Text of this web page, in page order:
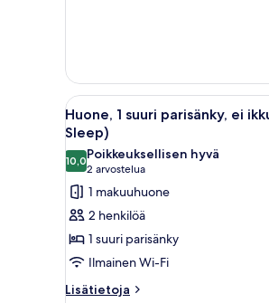
huone,
ei
ikkunoita
(Sleep)
Avaa
kaikki
huonetyypin
Huone,
suuri
parisänky,
ei
ikkunoita
(Spacious
4
Huone, 1 suuri parisänky, ei
Sleep)
10,010,0 kautta 10
Poikkeuksellisen hyvä
2 arvostelua
(2
arvostelua)
1 makuuhuone
2 henkilöä
1 suuri parisänky
Ilmainen Wi-Fi
Lisätietoja
Lisätietoja